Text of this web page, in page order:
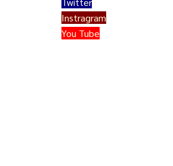
Instragram
You Tube